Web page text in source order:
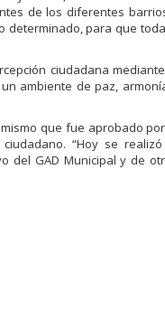
de los diferentes
determinado, para que
ciudadana
ambiente de paz,
que fue aprobado
“Hoy se
del GAD Municipal y de